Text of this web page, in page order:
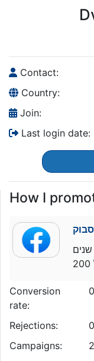
Contact:
Country:
Join:
Last login date:
How I
פרסום בעמודי פייסבוק ניסיון של 4 שנים
Conversion
rate:
Rejections:
Campaigns:
2